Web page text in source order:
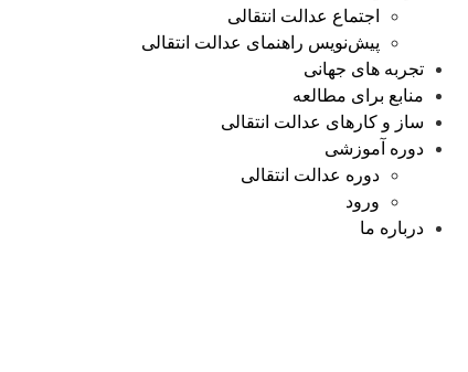
اجتماع عدالت انتقالی
پیش‌نویس راهنمای عدالت انتقالی
تجربه های جهانی
منابع برای مطالعه
ساز و کارهای عدالت انتقالی
دوره آموزشی
دوره عدالت انتقالی
ورود
درباره ما